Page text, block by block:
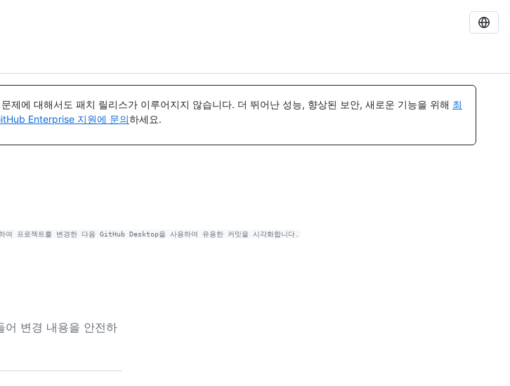
제에 대해서도 패치 릴리스가 이루어지지 않습니다. 더 뛰어난 성능, 향상된 보안, 새로운 기능을 위해 최
Enterprise 지원에 문의하세요.
변경 내용을 안전하